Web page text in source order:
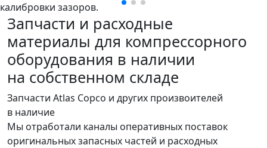
калибровки зазоров.
Запчасти и расходные
материалы для компрессорного
оборудования в наличии
на собственном складе
Запчасти Atlas Copco и других произвоителей
в наличие
Мы отработали каналы оперативных поставок
оригинальных запасных частей и расходных